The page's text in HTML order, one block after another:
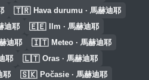
🇹🇷 Hava durumu · 馬赫迪耶
迪耶 🇪🇪 Ilm · 馬赫迪耶
迪耶 🇮🇹 Meteo · 馬赫迪耶
耶 🇱🇹 Oras · 馬赫迪耶
耶 🇸🇰 Počasie · 馬赫迪耶